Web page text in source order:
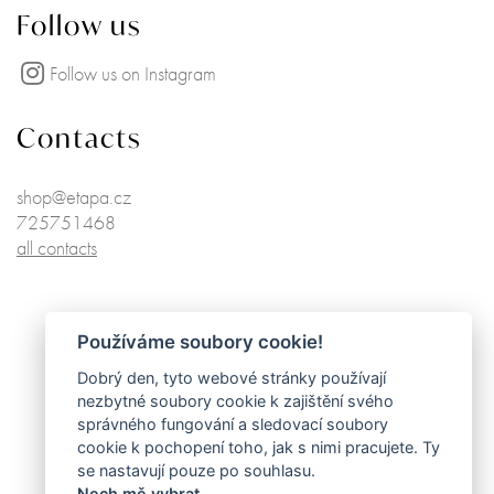
Follow us
Follow us on Instagram
Contacts
shop@etapa.cz
725751468
all contacts
Používáme soubory cookie!
Dobrý den, tyto webové stránky používají
nezbytné soubory cookie k zajištění svého
správného fungování a sledovací soubory
cookie k pochopení toho, jak s nimi pracujete. Ty
se nastavují pouze po souhlasu.